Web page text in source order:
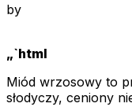
by
„`html
Miód wrzosowy to
słodyczy, ceniony